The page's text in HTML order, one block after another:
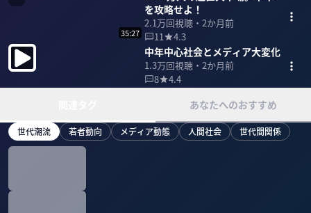
を攻略せよ！
2.1万回視聴・ 2か月前
11
4.3
35:27
中年中心社会とメディア大変化
1.3万回視聴・ 2か月前
8
4.4
あなたへのおすすめ
世代潮流 若者動向 メディア動態 人間社会 世代間関係